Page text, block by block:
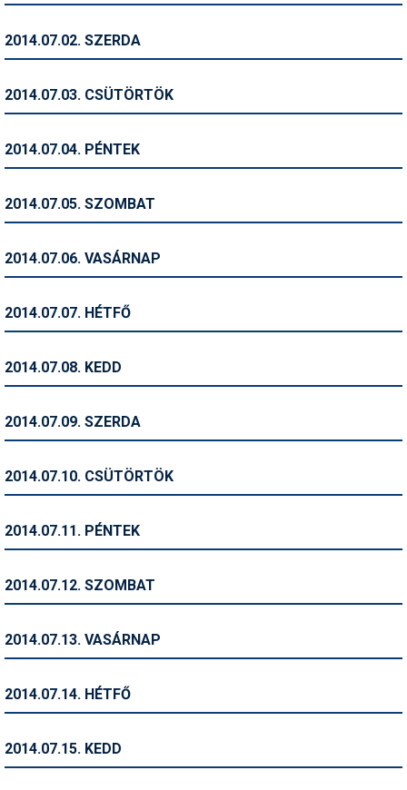
Ingatlan
Kerékpár
Magazinok
Pályázatok
Síbérletárak
Sífelszerelés
Símánia
2014.07.02. SZERDA
2014.07.03. CSÜTÖRTÖK
2014.07.04. PÉNTEK
2014.07.05. SZOMBAT
2014.07.06. VASÁRNAP
2014.07.07. HÉTFŐ
2014.07.08. KEDD
2014.07.09. SZERDA
2014.07.10. CSÜTÖRTÖK
2014.07.11. PÉNTEK
2014.07.12. SZOMBAT
2014.07.13. VASÁRNAP
2014.07.14. HÉTFŐ
2014.07.15. KEDD